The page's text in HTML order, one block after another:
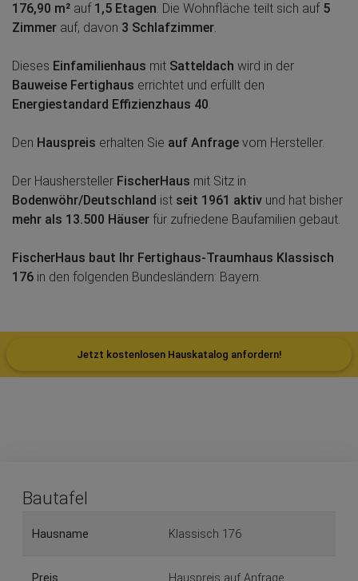
176,90 m² auf 1,5 Etagen . Die Wohnfläche teilt sich auf 5
Zimmer auf, davon 3 Schlafzimmer
Dieses Einfamilienhaus mit Satteldach wird in der
Bauweise Fertighaus errichtet und erfüllt den
Energiestandard Effizienzhaus 40
Den Hauspreis erhalten Sie auf Anfrage vom Hersteller.
Der Haushersteller FischerHaus mit Sitz in
Bodenwöhr/Deutschland ist seit 1961 aktiv und hat bisher
mehr als 13.500 Häuser für zufriedene Baufamilien gebaut.
FischerHaus baut Ihr Fertighaus-Traumhaus Klassisch
176 in den folgenden Bundesländern: Bayern.
Jetzt kostenlosen Hauskatalog anfordern!
Bautafel
Hausname Klassisch 176
Preis Hauspreis auf Anfrage